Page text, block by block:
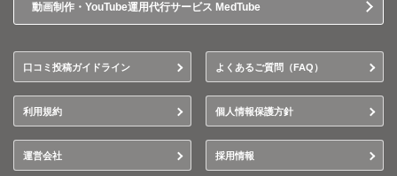
動画制作・YouTube運用代行サービス MedTube
口コミ投稿ガイドライン よくあるご質問（FAQ）
利用規約 個人情報保護方針
運営会社 採用情報